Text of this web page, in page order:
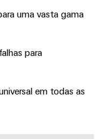
uma vasta gama
para
em todas as